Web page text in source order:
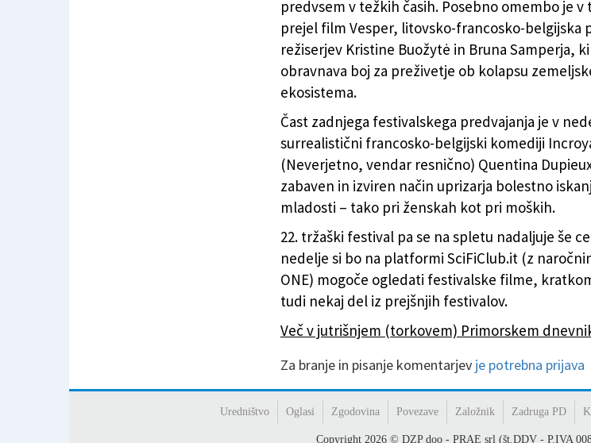
predvsem v težkih časih. Posebno omembo je v
prejel film Vesper, litovsko-francosko-belgijska
režiserjev Kristine Buožytė in Bruna Samperja,
obravnava boj za preživetje ob kolapsu
ekosistema.
Čast zadnjega festivalskega predvajanja je v
surrealistični francosko-belgijski komediji
(Neverjetno, vendar resnično) Quentina
zabaven in izviren način uprizarja bolestno
mladosti – tako pri ženskah kot pri moških.
22. tržaški festival pa se na spletu nadaljuje še
nedelje si bo na platformi SciFiClub.it (z
ONE) mogoče ogledati festivalske filme,
tudi nekaj del iz prejšnjih festivalov.
Več v jutrišnjem (torkovem) Primorskem
Za branje in pisanje komentarjev je potrebna prijava
Uredništvo Oglasi Zgodovina Povezave Založnik Zadruga PD
Copyright2026 © DZP doo - PRAE srl (št.DDV - P.IVA